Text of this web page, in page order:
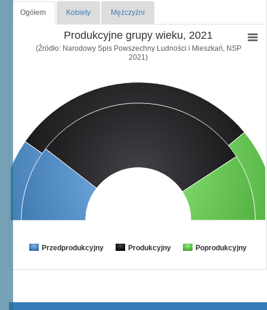
Ogółem Kobiety Mężczyźni
Produkcyjne grupy wieku, 2021
(Źródło: Narodowy Spis Powszechny Ludności i Mieszkań, NSP
2021)
Przedprodukcyjny Produkcyjny Poprodukcyjny